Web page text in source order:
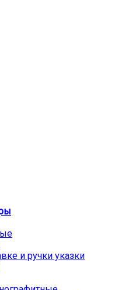
и ручки указки